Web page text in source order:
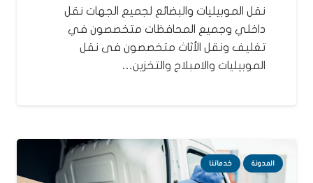
نقل الموبيليات والبضائع لجميع الجهات نقل
داخلي وجميع المحافظات متخصصون في
تغليف ونقل الأثاث متخصصون فى نقل
الموبيليات والامبلاج والتخزين…
المدونة خدماتنا